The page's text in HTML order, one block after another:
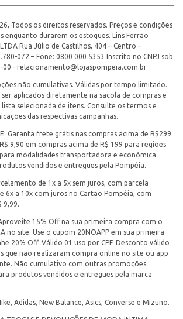
Todos os direitos reservados. Preços e condições
enquanto durarem os estoques. Lins Ferrão
Rua Júlio de Castilhos, 404 – Centro –
072 – Fone: 0800 000 5353 Inscrito no CNPJ sob
00 - relacionamento@lojaspompeia.com.br
não cumulativas. Válidas por tempo limitado.
aplicados diretamente na sacola de compras e
selecionada de itens. Consulte os termos e
das respectivas campanhas.
Garanta frete grátis nas compras acima de R$299.
9,90 em compras acima de R$ 199 para regiões
para modalidades transportadora e econômica.
vendidos e entregues pela Pompéia.
de 1x a 5x sem juros, com parcela
6x a 10x com juros no Cartão Pompéia, com
9,99.
Aproveite 15% Off na sua primeira compra com o
no site. Use o cupom 20NOAPP em sua primeira
20% Off. Válido 01 uso por CPF. Desconto válido
que não realizaram compra online no site ou app
Não cumulativo com outras promoções.
produtos vendidos e entregues pela marca
Adidas, New Balance, Asics, Converse e Mizuno.